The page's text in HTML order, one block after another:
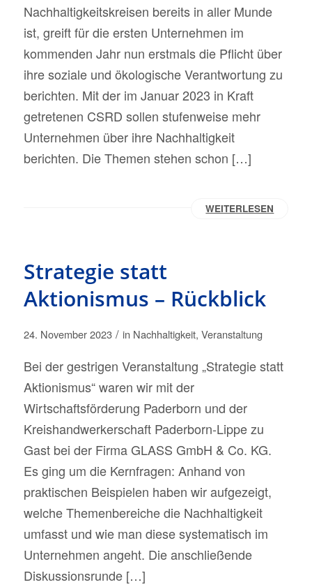
Nachhaltigkeitskreisen bereits in aller Munde
ist, greift für die ersten Unternehmen im
kommenden Jahr nun erstmals die Pflicht über
ihre soziale und ökologische Verantwortung zu
berichten. Mit der im Januar 2023 in Kraft
getretenen CSRD sollen stufenweise mehr
Unternehmen über ihre Nachhaltigkeit
berichten. Die Themen stehen schon […]
WEITERLESEN
Strategie statt
Aktionismus – Rückblick
24. November 2023 / in Nachhaltigkeit, Veranstaltung
Bei der gestrigen Veranstaltung „Strategie statt
Aktionismus“ waren wir mit der
Wirtschaftsförderung Paderborn und der
Kreishandwerkerschaft Paderborn-Lippe zu
Gast bei der Firma GLASS GmbH & Co. KG.
Es ging um die Kernfragen: Anhand von
praktischen Beispielen haben wir aufgezeigt,
welche Themenbereiche die Nachhaltigkeit
umfasst und wie man diese systematisch im
Unternehmen angeht. Die anschließende
Diskussionsrunde […]